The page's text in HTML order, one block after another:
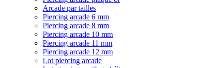
Arcade par tailles
Piercing arcade 6 mm
Piercing arcade 8 mm
Piercing arcade 10 mm
Piercing arcade 11 mm
Piercing arcade 12 mm
Lot piercing arcade